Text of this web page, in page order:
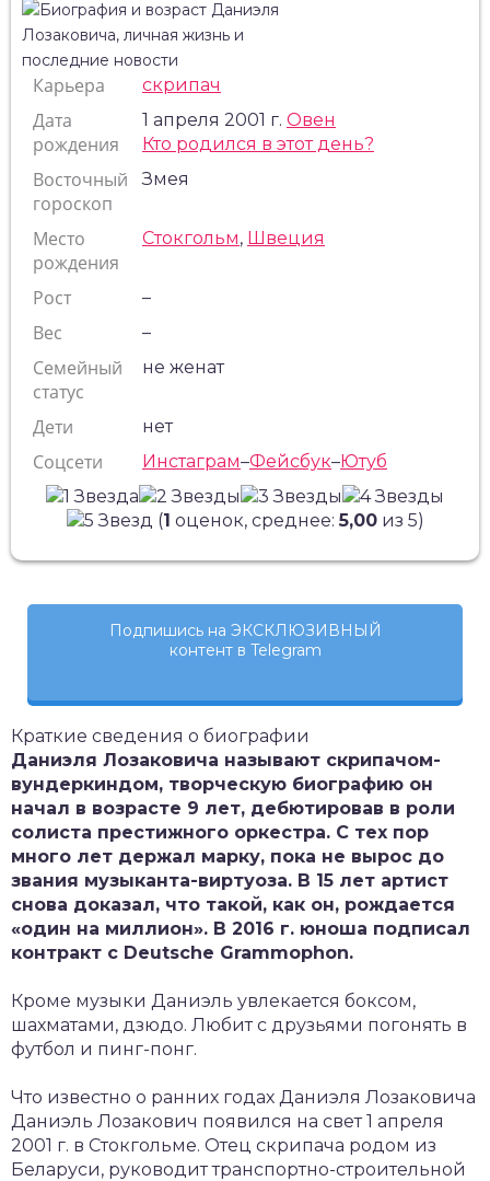
Карьера скрипач
Дата
рождения
1 апреля 2001 г. Овен
Кто родился в этот день?
Восточный
гороскоп
Змея
Место
рождения
Стокгольм, Швеция
Рост –
Вес –
Семейный
статус
не женат
Дети нет
Соцсети Инстаграм–Фейсбук–Ютуб
(1 оценок, среднее:5,00из 5)
Подпишись на ЭКСКЛЮЗИВНЫЙ
контент в Telegram
Краткие сведения о биографии
Даниэля Лозаковича называют скрипачом-
вундеркиндом, творческую биографию он
начал в возрасте 9 лет, дебютировав в роли
солиста престижного оркестра. С тех пор
много лет держал марку, пока не вырос до
звания музыканта-виртуоза. В 15 лет артист
снова доказал, что такой, как он, рождается
«один на миллион». В 2016 г. юноша подписал
контракт с Deutsche Grammophon.
Кроме музыки Даниэль увлекается боксом,
шахматами, дзюдо. Любит с друзьями погонять в
футбол и пинг-понг.
Что известно о ранних годах Даниэля Лозаковича
Даниэль Лозакович появился на свет 1 апреля
2001 г. в Стокгольме. Отец скрипача родом из
Беларуси, руководит транспортно-строительной